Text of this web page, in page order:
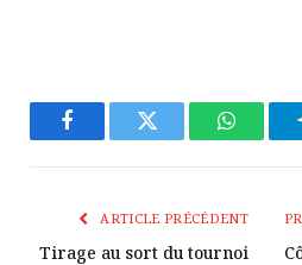
FacebookTwitter
ARTICLE PRÉCÉDENT
Tirage au sort du tournoi